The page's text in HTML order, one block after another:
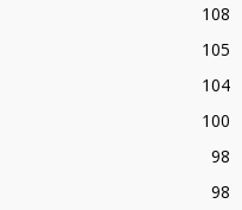
108
105
104
100
98
98